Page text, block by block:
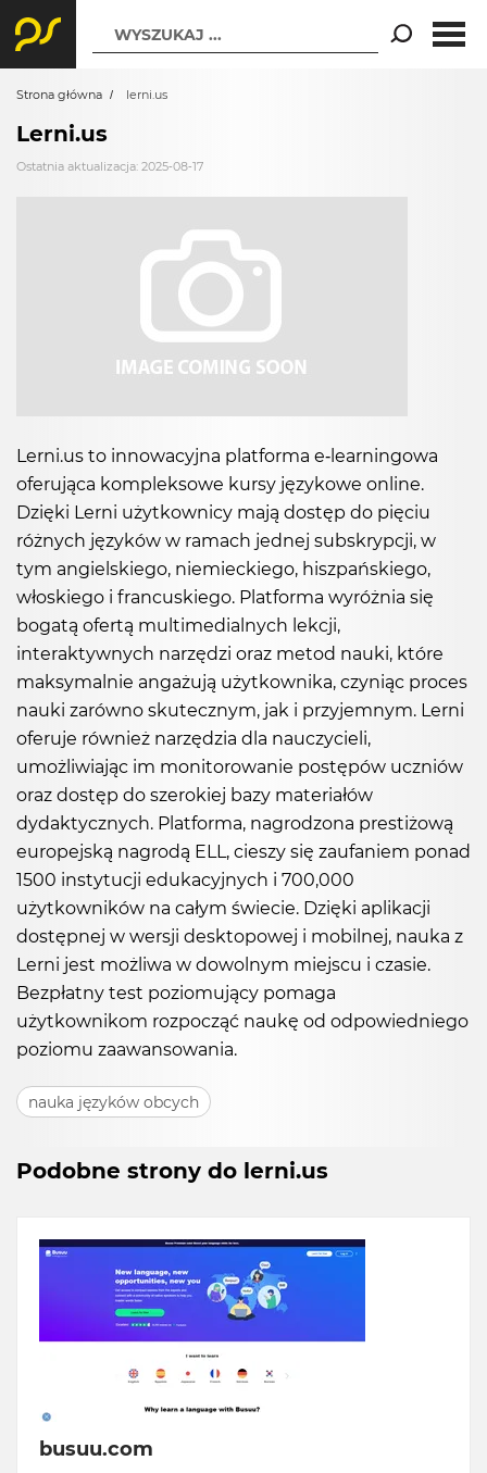
WYSZUKAJ ...
Strona główna lerni.us
Lerni.us
Ostatnia aktualizacja: 2025-08-17
Lerni.us to innowacyjna platforma e-learningowa
oferująca kompleksowe kursy językowe online.
Dzięki Lerni użytkownicy mają dostęp do pięciu
różnych języków w ramach jednej subskrypcji, w
tym angielskiego, niemieckiego, hiszpańskiego,
włoskiego i francuskiego. Platforma wyróżnia się
bogatą ofertą multimedialnych lekcji,
interaktywnych narzędzi oraz metod nauki, które
maksymalnie angażują użytkownika, czyniąc proces
nauki zarówno skutecznym, jak i przyjemnym. Lerni
oferuje również narzędzia dla nauczycieli,
umożliwiając im monitorowanie postępów uczniów
oraz dostęp do szerokiej bazy materiałów
dydaktycznych. Platforma, nagrodzona prestiżową
europejską nagrodą ELL, cieszy się zaufaniem ponad
1500 instytucji edukacyjnych i 700,000
użytkowników na całym świecie. Dzięki aplikacji
dostępnej w wersji desktopowej i mobilnej, nauka z
Lerni jest możliwa w dowolnym miejscu i czasie.
Bezpłatny test poziomujący pomaga
użytkownikom rozpocząć naukę od odpowiedniego
poziomu zaawansowania.
nauka języków obcych
Podobne strony do lerni.us
busuu.com